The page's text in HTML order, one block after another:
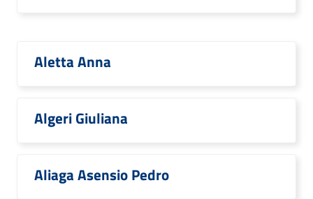
Aletta Anna
Algeri Giuliana
Aliaga Asensio Pedro